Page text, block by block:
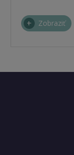
Zobraziť